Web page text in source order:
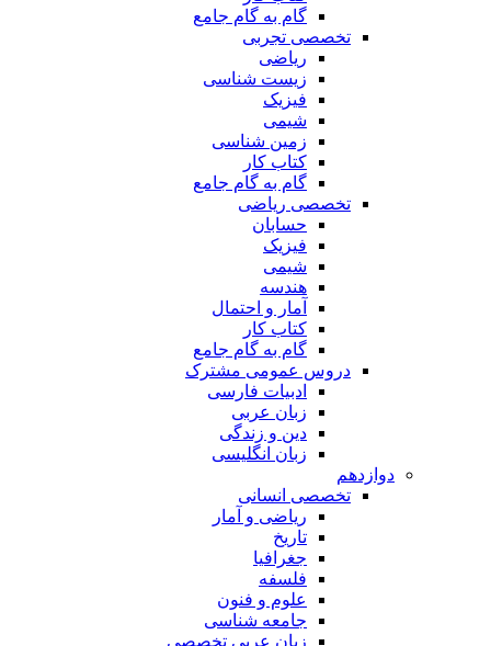
گام به گام جامع
تخصصی تجربی
ریاضی
زیست شناسی
فیزیک
شیمی
زمین شناسی
کتاب کار
گام به گام جامع
تخصصی ریاضی
حسابان
فیزیک
شیمی
هندسه
آمار و احتمال
کتاب کار
گام به گام جامع
دروس عمومی مشترک
ادبیات فارسی
زبان عربی
دین و زندگی
زبان انگلیسی
دوازدهم
تخصصی انسانی
ریاضی و آمار
تاریخ
جغرافیا
فلسفه
علوم و فنون
جامعه شناسی
زبان عربی تخصصی